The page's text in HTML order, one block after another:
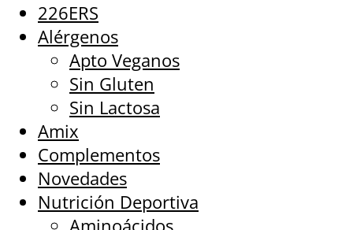
226ERS
Alérgenos
Apto Veganos
Sin Gluten
Sin Lactosa
Amix
Complementos
Novedades
Nutrición Deportiva
Aminoácidos